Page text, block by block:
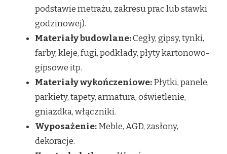
podstawie metrażu, zakresu prac lub stawki
godzinowej).
Materiały budowlane:Cegły, gipsy, tynki,
farby, kleje, fugi, podkłady, płyty kartonowo-
gipsowe itp.
Materiały wykończeniowe:Płytki, panele,
parkiety, tapety, armatura, oświetlenie,
gniazdka, włączniki.
Wyposażenie:Meble, AGD, zasłony,
dekoracje.